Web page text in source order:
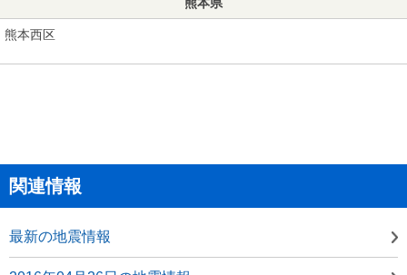
熊本西区
関連情報
最新の地震情報